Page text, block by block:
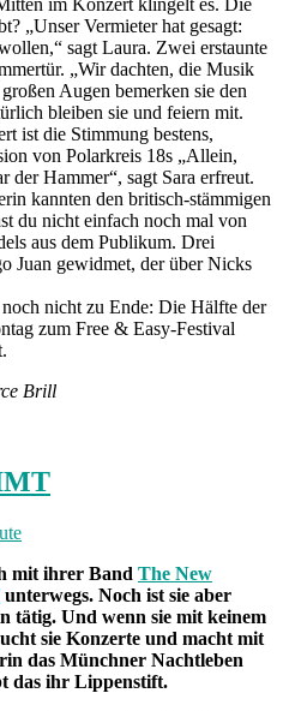
„Unser Vermieter hat gesagt:
sagt Laura. Zwei erstaunte
„Wir dachten, die Musik
Augen bemerken sie den
bleiben sie und feiern mit.
ist die Stimmung bestens,
von Polarkreis 18s „Allein,
der Hammer“, sagt Sara erfreut.
kannten den britisch-stämmigen
du nicht einfach noch mal von
aus dem Publikum. Drei
Juan gewidmet, der über Nicks
nicht zu Ende: Die Hälfte der
zum Free & Easy-Festival
Brill
mit ihrer Band The New
unterwegs. Noch ist sie aber
tätig. Und wenn sie mit keinem
sie Konzerte und macht mit
das Münchner Nachtleben
das ihr Lippenstift.